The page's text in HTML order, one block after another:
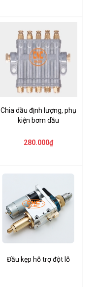
Chia dầu định lượng, phụ
kiện bơm dầu
280.000₫
Đầu kẹp hỗ trợ đột lỗ